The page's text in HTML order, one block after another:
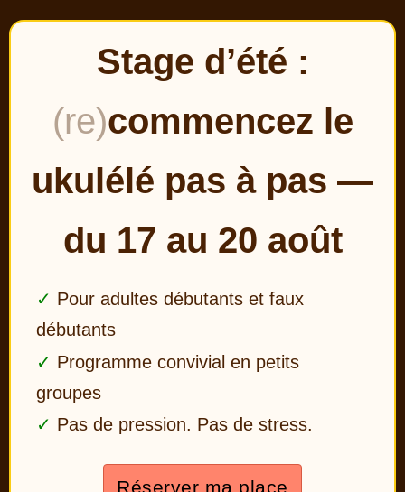
Stage d’été :
(re)commencez le
ukulélé pas à pas —
du 17 au 20 août
Pour adultes débutants et faux
débutants
Programme convivial en petits
groupes
Pas de pression. Pas de stress.
Réserver ma place